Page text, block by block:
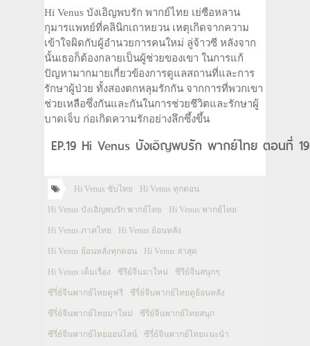
Hi Venus บังเอิญพบรัก พากย์ไทย เย่ซือหลาน
กุมารแพทย์ที่คลินิกเถาหยวน เหตุเกิดจากความ
เข้าใจผิดกับผู้อำนวยการคนใหม่ ลู่จ้าวซี หลังจาก
นั้นเธอก็ต้องกลายเป็นผู้ช่วยของเขา ในการแก้
ปัญหามากมายเกี่ยวข้องการดูแลสถานที่และการ
รักษาผู้ป่วย ทั้งสองตกหลุมรักกัน จากการที่พวกเขา
ช่วยเหลือซึ่งกันและกันในการช่วยชีวิตและรักษาผู้
บาดเจ็บ ก่อเกิดความรักอย่างลึกซึ้งขึ้น
EP.19 Hi Venus บังเอิญพบรัก พากย์ไทย ตอนที่
Hi Venus ซับไทย Hi Venus ทุกตอน
Hi Venus บังเอิญพบรัก พากย์ไทย Hi Venus พากย์ไทย
Hi Venus ภาคไทย Hi Venus ย้อนหลัง
Hi Venus ย้อนหลังทุกตอน Hi Venus ล่าสุด
Hi Venus เต็มเรื่อง ซีรีย์จีนมาใหม่ ซีรีย์จีนสนุกๆ
ซีรี่ย์จีนพากย์ไทยดูฟรี ซีรี่ย์จีนพากย์ไทยดูย้อนหลัง
ซีรี่ย์จีนพากย์ไทยมาใหม่ ซีรี่ย์จีนพากย์ไทยสนุก
ซีรี่ย์จีนพากย์ไทยออนไลน์ ซีรี่ย์จีนพากย์ไทยแนะนำ